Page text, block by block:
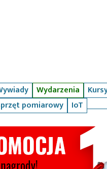
Wydarzenia
pomiarowy
IoT